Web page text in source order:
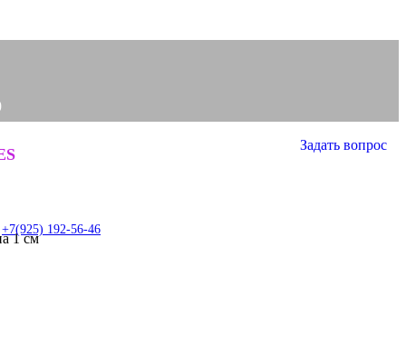
+7(925) 192-56-46
Задать вопрос
1 см